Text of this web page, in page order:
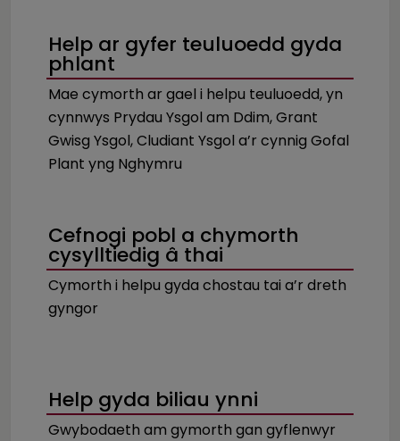
Help ar gyfer teuluoedd gyda
phlant
Mae cymorth ar gael i helpu teuluoedd, yn
cynnwys Prydau Ysgol am Ddim, Grant
Gwisg Ysgol, Cludiant Ysgol a’r cynnig Gofal
Plant yng Nghymru
Cefnogi pobl a chymorth
cysylltiedig â thai
Cymorth i helpu gyda chostau tai a’r dreth
gyngor
Help gyda biliau ynni
Gwybodaeth am gymorth gan gyflenwyr